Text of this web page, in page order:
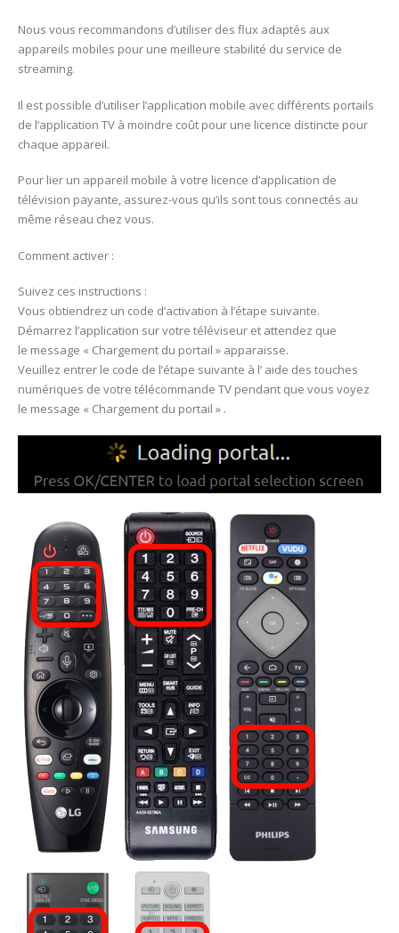
Nous vous recommandons d’utiliser des flux adaptés aux
appareils mobiles pour une meilleure stabilité du service de
streaming.
Il est possible d’utiliser l’application mobile avec différents portails
de l’application TV à moindre coût pour une licence distincte pour
chaque appareil.
Pour lier un appareil mobile à votre licence d’application de
télévision payante, assurez-vous qu’ils sont tous connectés au
même réseau chez vous.
Comment activer :
Suivez ces instructions :
Vous obtiendrez un code d’activation à l’étape suivante.
Démarrez l’application sur votre téléviseur et attendez que
le message « Chargement du portail » apparaisse.
Veuillez entrer le code de l’étape suivante à l’ aide des touches
numériques de votre télécommande TV pendant que vous voyez
le message « Chargement du portail » .